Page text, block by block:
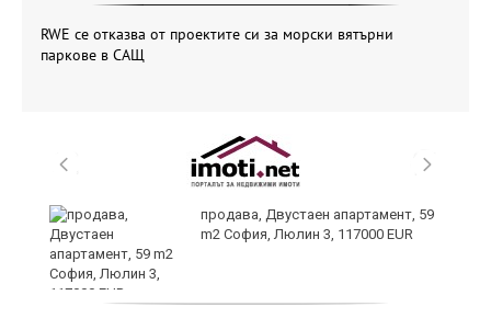
RWE се отказва от проектите си за морски вятърни
паркове в САЩ
продава, Двустаен апартамент, 59
m2 София, Люлин 3, 117000 EUR